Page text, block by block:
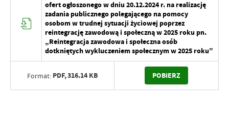
ofert ogłoszonego w dniu 20.12.2024 r. na realizację
zadania publicznego polegającego na pomocy
osobom w trudnej sytuacji życiowej poprzez
reintegrację zawodową i społeczną w 2025 roku pn.
„Reintegracja zawodowa i społeczna osób
dotkniętych wykluczeniem społecznym w 2025 roku”
Format: PDF,316.14 KB POBIERZ